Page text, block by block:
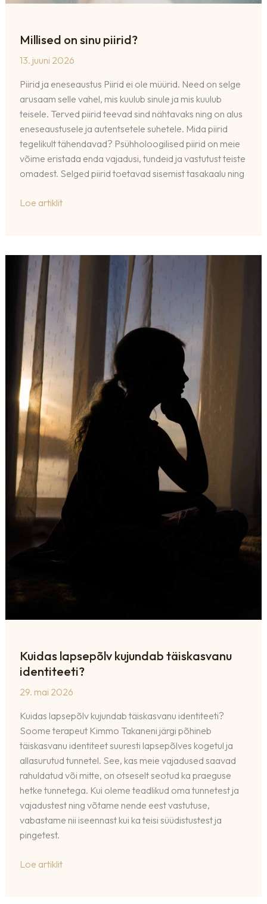
Millised on sinu piirid?
13. juuni 2026
Piirid ja eneseaustus Piirid ei ole müürid. Need on selge
arusaam selle vahel, mis kuulub sinule ja mis kuulub
teisele. Terved piirid teevad sind nähtavaks ning on alus
eneseaustusele ja autentsetele suhetele. Mida piirid
tegelikult tähendavad? Psühholoogilised piirid on meie
võime eristada enda vajadusi, tundeid ja vastutust teiste
omadest. Selged piirid toetavad sisemist tasakaalu ning
Kuidas lapsepõlv kujundab täiskasvanu
identiteeti?
29. mai 2026
Kuidas lapsepõlv kujundab täiskasvanu identiteeti?
Soome terapeut Kimmo Takaneni järgi põhineb
täiskasvanu identiteet suuresti lapsepõlves kogetul ja
allasurutud tunnetel. See, kas meie vajadused saavad
rahuldatud või mitte, on otseselt seotud ka praeguse
hetke tunnetega. Kui oleme teadlikud oma tunnetest ja
vajadustest ning võtame nende eest vastutuse,
vabastame nii iseennast kui ka teisi süüdistustest ja
pingetest.